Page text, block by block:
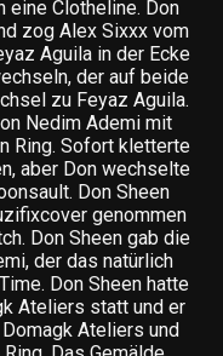
eine Clotheline. Don
zog Alex Sixxx vom
Aguila in der Ecke
der auf beide
zu Feyaz Aguila.
Nedim Ademi mit
Ring. Sofort kletterte
aber Don wechselte
Don Sheen
genommen
Don Sheen gab die
der das natürlich
Don Sheen hatte
Ateliers statt und er
Ateliers und